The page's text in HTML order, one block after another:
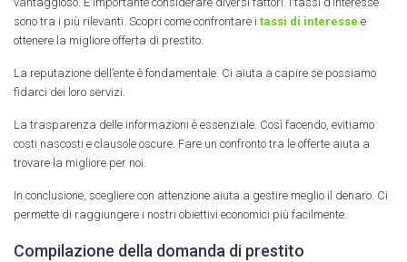
sono tra i più rilevanti. Scopri come confrontare i tassi di interesse e
ottenere la migliore offerta di prestito.
La reputazione dell’ente è fondamentale. Ci aiuta a capire se possiamo
fidarci dei loro servizi.
La trasparenza delle informazioni è essenziale. Così facendo, evitiamo
costi nascosti e clausole oscure. Fare un confronto tra le offerte aiuta a
trovare la migliore per noi.
In conclusione, scegliere con attenzione aiuta a gestire meglio il denaro. Ci
permette di raggiungere i nostri obiettivi economici più facilmente.
Compilazione della domanda di prestito